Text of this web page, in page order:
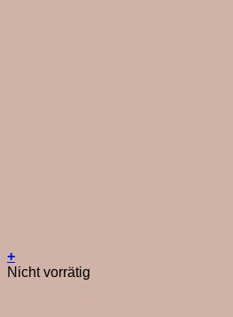
+
Nicht vorrätig